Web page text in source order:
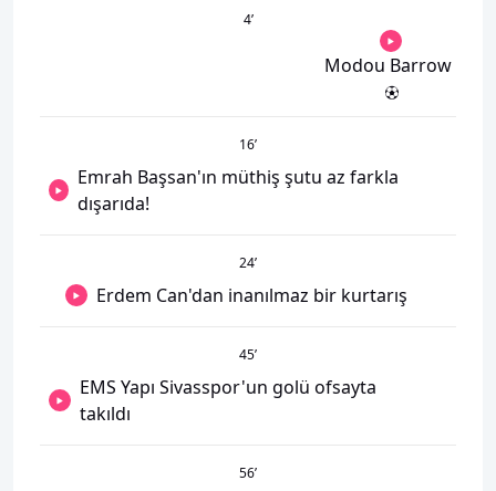
4’
Modou Barrow
16’
Emrah Başsan'ın müthiş şutu az farkla
dışarıda!
24’
Erdem Can'dan inanılmaz bir kurtarış
45’
EMS Yapı Sivasspor'un golü ofsayta
takıldı
56’